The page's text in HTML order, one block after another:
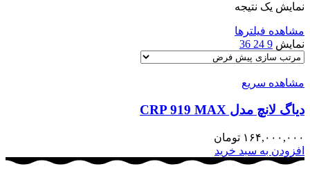
نمایش یک نتیجه
مشاهده فیلترها
نمایش 9
24
36
مشاهده سریع
دیاگ لانچ مدل CRP 919 MAX
۱۶۴,۰۰۰,۰۰۰ تومان
افزودن به سبد خرید